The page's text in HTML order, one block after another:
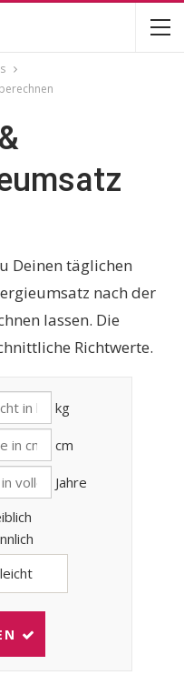
Deinen täglichen
nach der
lassen. Die
Richtwerte.
kg
cm
Jahre